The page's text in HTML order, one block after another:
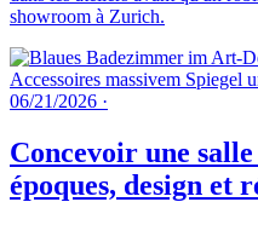
showroom à Zurich.
06/21/2026 ·
Concevoir une
époques, design et